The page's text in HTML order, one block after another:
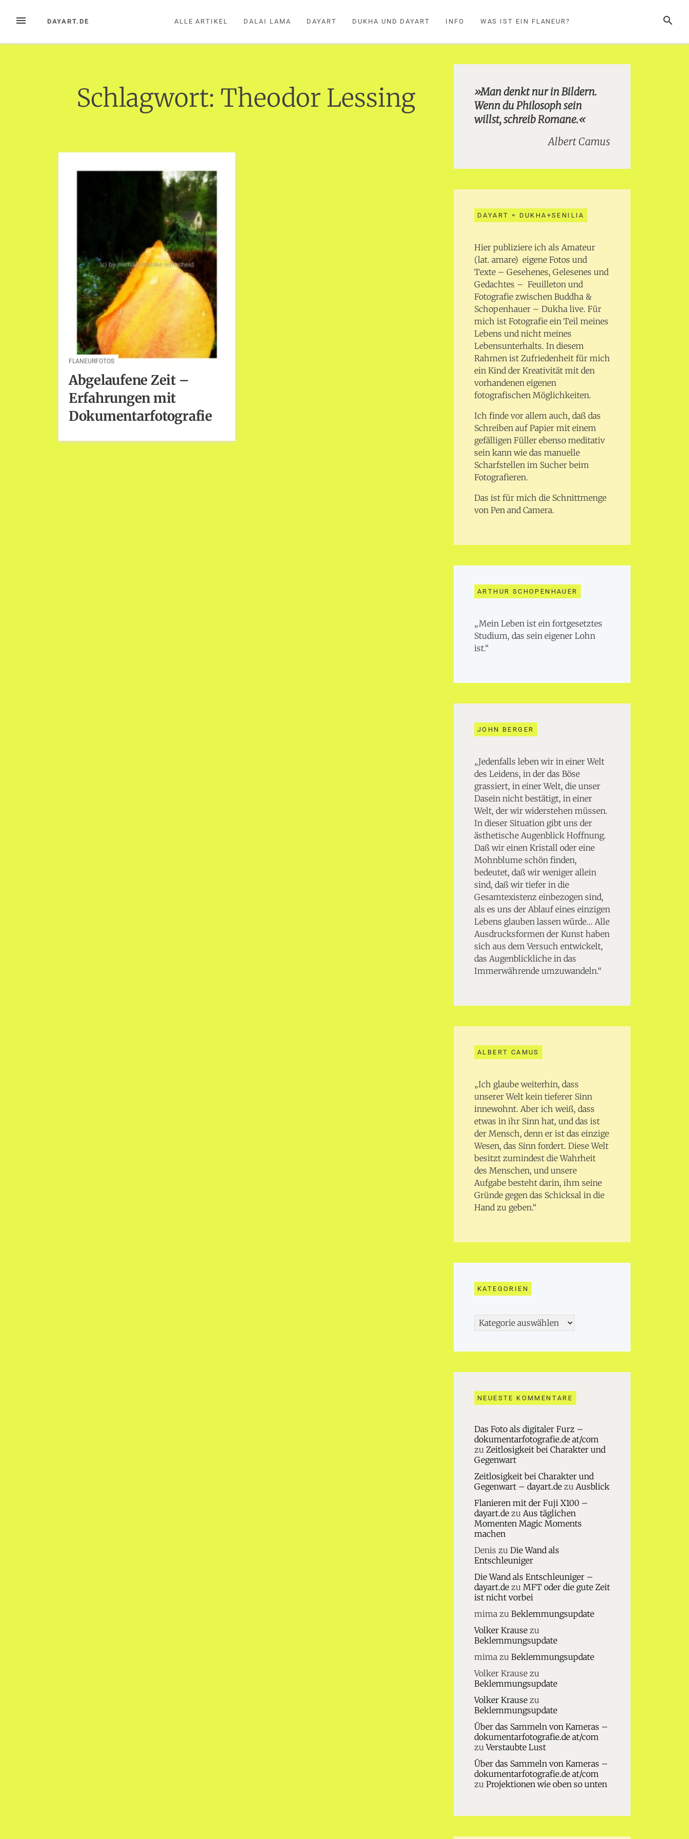
InhaltMENÜ SUCHE
DAYART.DE ALLE ARTIKEL DALAI LAMA DAYART DUKHA UND DAYART INFO WAS IST EIN FLANEUR?
Schlagwort: Theodor Lessing
FLANEURFOTOS
Abgelaufene Zeit –
Erfahrungen mit
Dokumentarfotografie
»Man denkt nur in Bildern.
Wenn du Philosoph sein
willst, schreib Romane.«
Albert Camus
DAYART = DUKHA+SENILIA
Hier publiziere ich als Amateur
(lat. amare) eigene Fotos und
Texte – Gesehenes, Gelesenes und
Gedachtes – Feuilleton und
Fotografie zwischen Buddha &
Schopenhauer – Dukha live. Für
mich ist Fotografie ein Teil meines
Lebens und nicht meines
Lebensunterhalts. In diesem
Rahmen ist Zufriedenheit für mich
ein Kind der Kreativität mit den
vorhandenen eigenen
fotografischen Möglichkeiten.
Ich finde vor allem auch, daß das
Schreiben auf Papier mit einem
gefälligen Füller ebenso meditativ
sein kann wie das manuelle
Scharfstellen im Sucher beim
Fotografieren.
Das ist für mich die Schnittmenge
von Pen and Camera.
ARTHUR SCHOPENHAUER
„Mein Leben ist ein fortgesetztes
Studium, das sein eigener Lohn
ist.“
JOHN BERGER
„Jedenfalls leben wir in einer Welt
des Leidens, in der das Böse
grassiert, in einer Welt, die unser
Dasein nicht bestätigt, in einer
Welt, der wir widerstehen müssen.
In dieser Situation gibt uns der
ästhetische Augenblick Hoffnung.
Daß wir einen Kristall oder eine
Mohnblume schön finden,
bedeutet, daß wir weniger allein
sind, daß wir tiefer in die
Gesamtexistenz einbezogen sind,
als es uns der Ablauf eines einzigen
Lebens glauben lassen würde… Alle
Ausdrucksformen der Kunst haben
sich aus dem Versuch entwickelt,
das Augenblickliche in das
Immerwährende umzuwandeln.“
ALBERT CAMUS
„Ich glaube weiterhin, dass
unserer Welt kein tieferer Sinn
innewohnt. Aber ich weiß, dass
etwas in ihr Sinn hat, und das ist
der Mensch, denn er ist das einzige
Wesen, das Sinn fordert. Diese Welt
besitzt zumindest die Wahrheit
des Menschen, und unsere
Aufgabe besteht darin, ihm seine
Gründe gegen das Schicksal in die
Hand zu geben.“
KATEGORIEN
Kategorien
NEUESTE KOMMENTARE
Das Foto als digitaler Furz –
dokumentarfotografie.de at/com
zu Zeitlosigkeit bei Charakter und
Gegenwart
Zeitlosigkeit bei Charakter und
Gegenwart – dayart.dezu Ausblick
Flanieren mit der Fuji X100 –
dayart.dezu Aus täglichen
Momenten Magic Moments
machen
Denis zu Die Wand als
Entschleuniger
Die Wand als Entschleuniger –
dayart.dezu MFT oder die gute Zeit
ist nicht vorbei
mimazu Beklemmungsupdate
Volker Krausezu
Beklemmungsupdate
mimazu Beklemmungsupdate
Volker Krausezu
Beklemmungsupdate
Volker Krausezu
Beklemmungsupdate
Über das Sammeln von Kameras –
dokumentarfotografie.de at/com
zuVerstaubte Lust
Über das Sammeln von Kameras –
dokumentarfotografie.de at/com
zu Projektionen wie oben so unten